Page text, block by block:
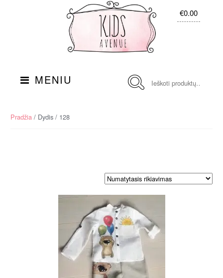
€0.00
MENIU
Pradžia/ Dydis / 128